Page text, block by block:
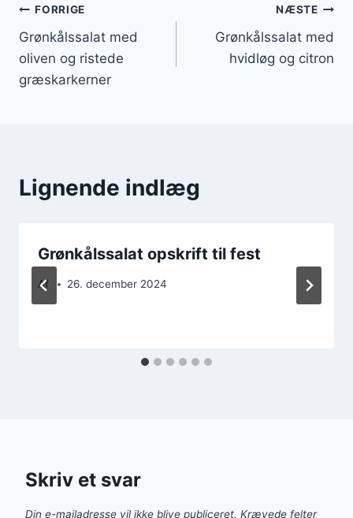
Indlægsnavigation
FORRIGE
Grønkålssalat med
oliven og ristede
græskarkerner
NÆSTE
Grønkålssalat med
hvidløg og citron
Lignende indlæg
Grønkålssalat opskrift til fest
Af 26. december 2024
Skriv et svar
Din e-mailadresse vil ikke blive publiceret. Krævede felter